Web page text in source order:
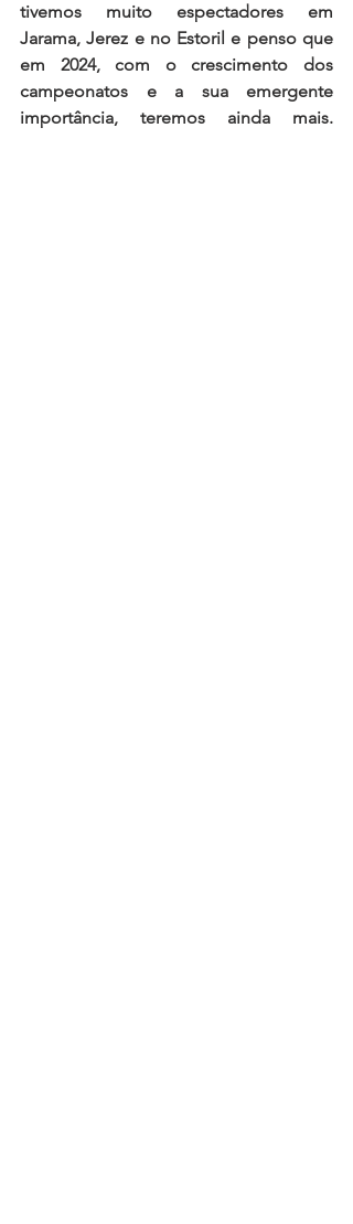
tivemos muito espectadores em
Jarama, Jerez e no Estoril e penso que
em 2024, com o crescimento dos
campeonatos e a sua emergente
importância, teremos ainda mais.